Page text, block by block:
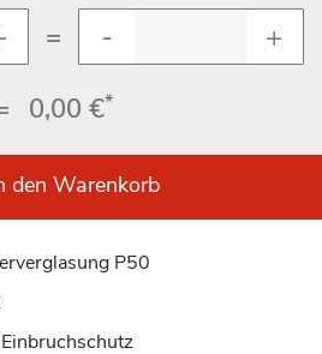
=
0,00 €*
den Warenkorb
P50